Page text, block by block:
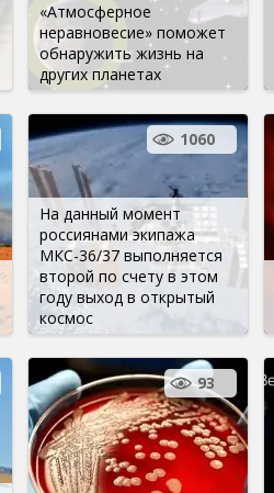
«Атмосферное
неравновесие» поможет
обнаружить жизнь на
других планетах
На данный момент
россиянами экипажа
МКС-36/37 выполняется
второй по счету в этом
году выход в открытый
космос
1060
93